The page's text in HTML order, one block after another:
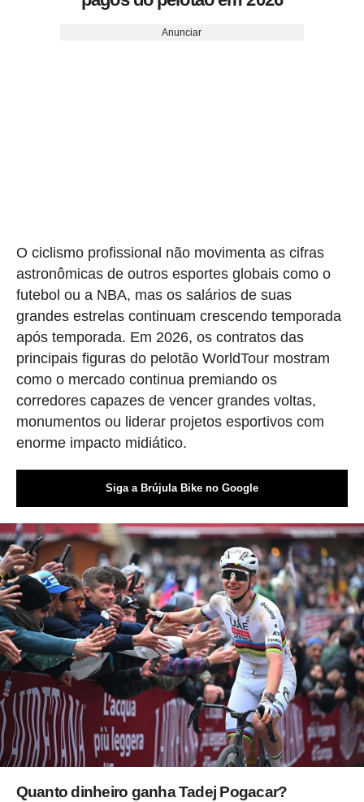
Anunciar
O ciclismo profissional não movimenta as cifras
astronômicas de outros esportes globais como o
futebol ou a NBA, mas os salários de suas
grandes estrelas continuam crescendo temporada
após temporada. Em 2026, os contratos das
principais figuras do pelotão WorldTour mostram
como o mercado continua premiando os
corredores capazes de vencer grandes voltas,
monumentos ou liderar projetos esportivos com
enorme impacto midiático.
Siga a Brújula Bike no Google
Quanto dinheiro ganha Tadej Pogacar?